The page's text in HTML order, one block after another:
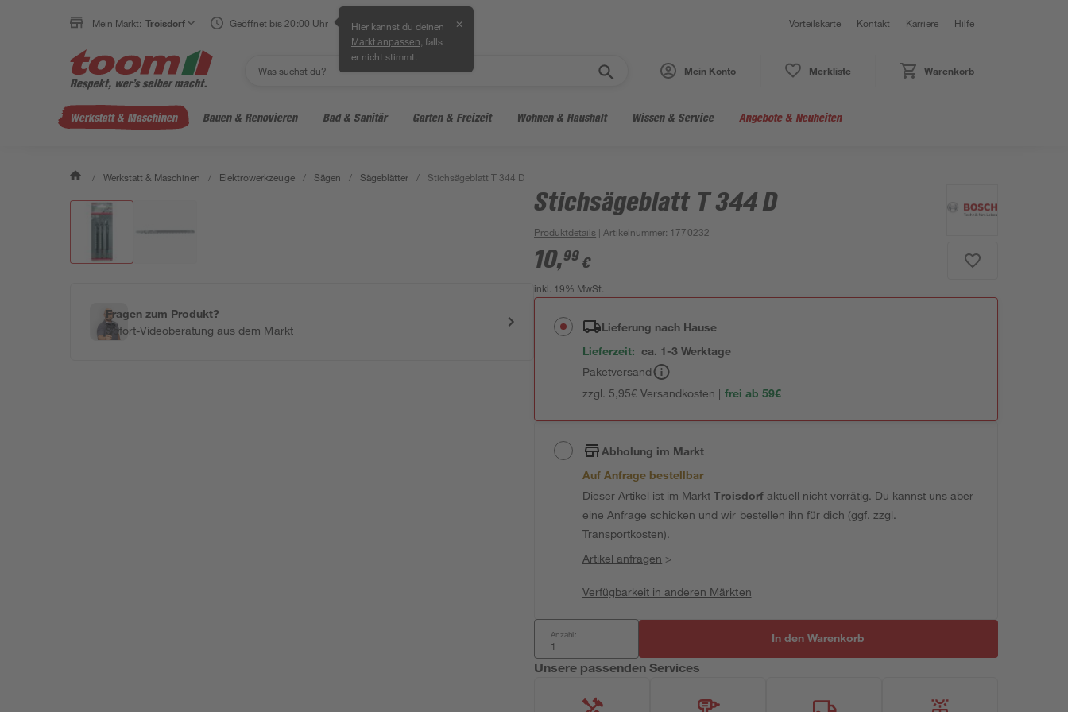
Mein Markt: Troisdorf Geöffnet bis 20:00 Uhr Hier kannst du deinen
Markt anpassen , falls
er nicht stimmt.
✕ Vorteilskarte Kontakt Karriere Hilfe
Mein Konto Merkliste Warenkorb
Werkstatt & Maschinen Bauen & Renovieren Bad & Sanitär Garten & Freizeit Wohnen & Haushalt Wissen & Service Angebote & Neuheiten
/ Werkstatt & Maschinen / Elektrowerkzeuge / Sägen / Sägeblätter / Stichsägeblatt T 344 D
Fragen zum Produkt?
Sofort-Videoberatung aus dem Markt
Stichsägeblatt T 344 D
Produktdetails | Artikelnummer: 1770232
10,99 €
inkl. 19% MwSt.
Lieferung nach Hause
Lieferzeit: ca. 1-3 Werktage
Paketversand
zzgl. 5,95€ Versandkosten | frei ab 59€
Abholung im Markt
Auf Anfrage bestellbar
Dieser Artikel ist im MarktTroisdorfaktuell nicht vorrätig. Du kannst uns aber
eine Anfrage schicken und wir bestellen ihn für dich (ggf. zzgl.
Transportkosten).
Artikel anfragen >
Verfügbarkeit in anderen Märkten
Anzahl: In den Warenkorb
Unsere passenden Services